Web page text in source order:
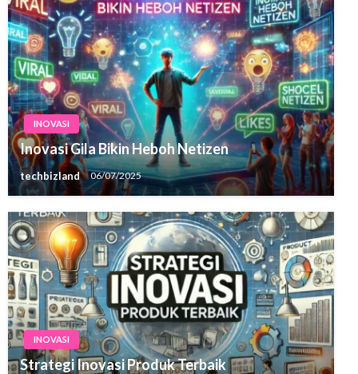
INOVASI
Inovasi Gila Bikin Heboh Netizen
techbizland 06/07/2025
INOVASI
Strategi Inovasi Produk Terbaik